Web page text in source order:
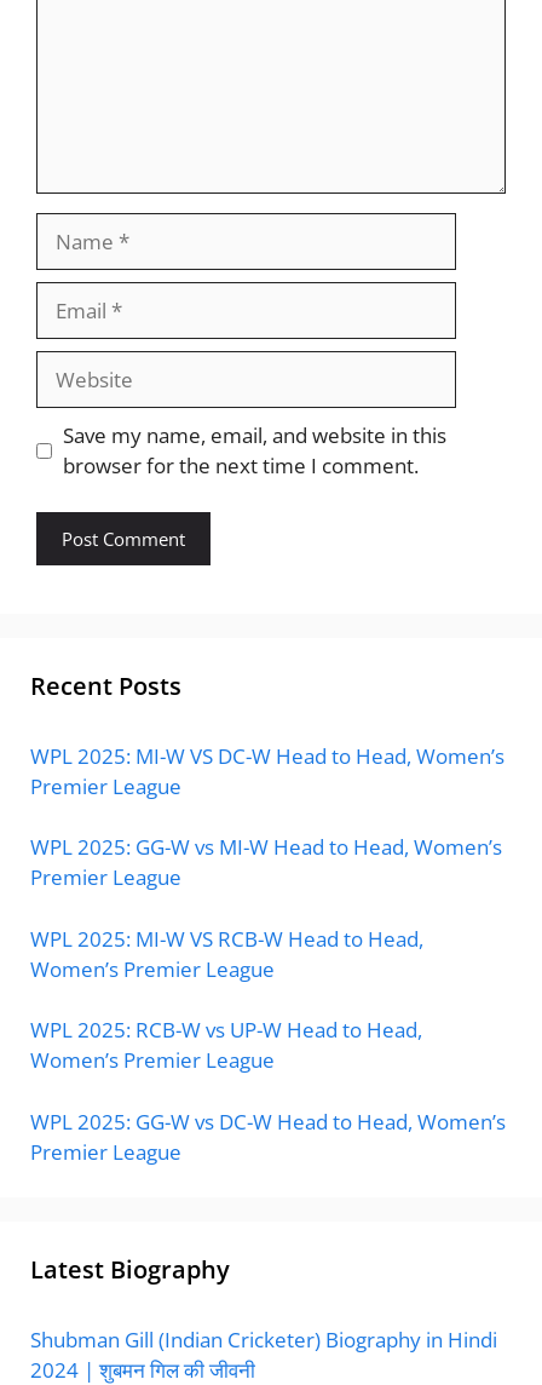
Website
Save my name, email, and website in this
browser for the next time I comment.
Recent Posts
WPL 2025: MI-W VS DC-W Head to Head, Women’s
Premier League
WPL 2025: GG-W vs MI-W Head to Head, Women’s
Premier League
WPL 2025: MI-W VS RCB-W Head to Head,
Women’s Premier League
WPL 2025: RCB-W vs UP-W Head to Head,
Women’s Premier League
WPL 2025: GG-W vs DC-W Head to Head, Women’s
Premier League
Latest Biography
Shubman Gill (Indian Cricketer) Biography in Hindi
2024 | शुबमन गिल की जीवनी